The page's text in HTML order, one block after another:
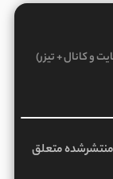
کانال + تیزر)
متعلق